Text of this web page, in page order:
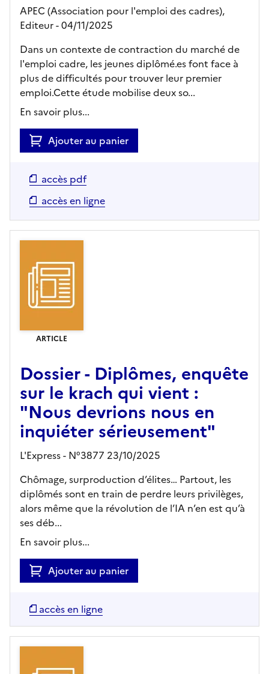
APEC (Association pour l'emploi des cadres),
Editeur- 04/11/2025
Dans un contexte de contraction du marché de
l'emploi cadre, les jeunes diplômé.es font face à
plus de difficultés pour trouver leur premier
emploi.Cette étude mobilise deux so...
En savoir plus...
Ajouter au panier
accès pdf
accès en ligne
ARTICLE
Dossier - Diplômes, enquête
sur le krach qui vient :
"Nous devrions nous en
inquiéter sérieusement"
L'Express - N°3877 23/10/2025
Chômage, surproduction d’élites… Partout, les
diplômés sont en train de perdre leurs privilèges,
alors même que la révolution de l’IA n’en est qu’à
ses déb...
En savoir plus...
Ajouter au panier
accès en ligne